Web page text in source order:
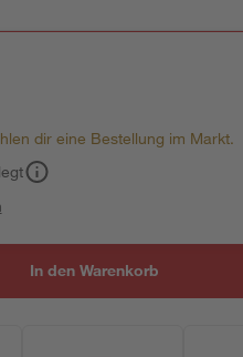
dir eine Bestellung im Markt.
In den Warenkorb